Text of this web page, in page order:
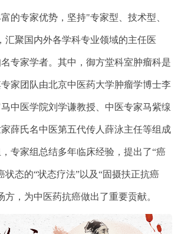
的专家优势，坚持"专家型、技术型、
汇聚国内外各学科专业领域的主任医
专家学者。其中，御方堂科室肿瘤科是
家团队由北京中医药大学肿瘤学博士李
中医学院刘学谦教授、中医专家马紫缐
薛氏名中医第五代传人薛泳主任等组成
专家组总结多年临床经验，提出了“癌
状态的“状态疗法”以及“固摄扶正抗癌
方，为中医药抗癌做出了重要贡献。